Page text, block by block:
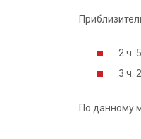
2 ч.
3 ч.
По данному